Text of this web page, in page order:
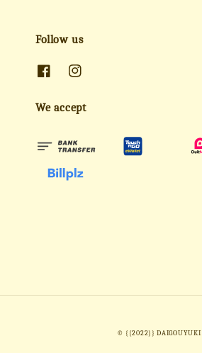
Follow us
We accept
© {{2022}} DAIGOUYUKI